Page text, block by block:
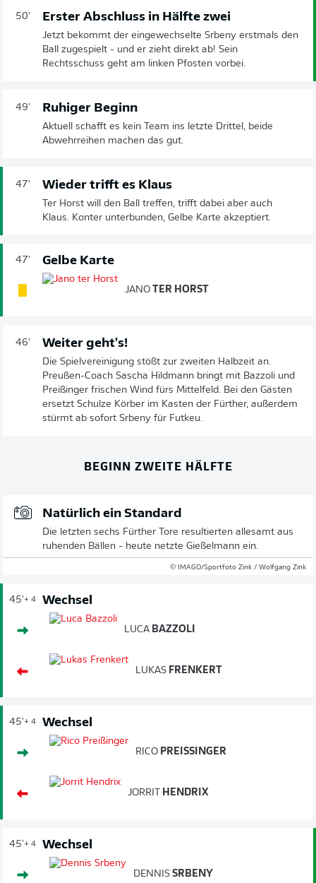
50' Erster Abschluss in Hälfte zwei
Jetzt bekommt der eingewechselte Srbeny erstmals den
Ball zugespielt - und er zieht direkt ab! Sein
Rechtsschuss geht am linken Pfosten vorbei.
49' Ruhiger Beginn
Aktuell schafft es kein Team ins letzte Drittel, beide
Abwehrreihen machen das gut.
47' Wieder trifft es Klaus
Ter Horst will den Ball treffen, trifft dabei aber auch
Klaus. Konter unterbunden, Gelbe Karte akzeptiert.
47' Gelbe Karte
JANO TER HORST
46' Weiter geht's!
Die Spielvereinigung stößt zur zweiten Halbzeit an.
Preußen-Coach Sascha Hildmann bringt mit Bazzoli und
Preißinger frischen Wind fürs Mittelfeld. Bei den Gästen
ersetzt Schulze Körber im Kasten der Fürther, außerdem
stürmt ab sofort Srbeny für Futkeu.
BEGINN ZWEITE HÄLFTE
Natürlich ein Standard
Die letzten sechs Fürther Tore resultierten allesamt aus
ruhenden Bällen - heute netzte Gießelmann ein.
© IMAGO/Sportfoto Zink / Wolfgang Zink
45'+ 4 Wechsel
LUCA BAZZOLI
LUKAS FRENKERT
45'+ 4 Wechsel
RICO PREISSINGER
JORRIT HENDRIX
45'+ 4 Wechsel
DENNIS SRBENY